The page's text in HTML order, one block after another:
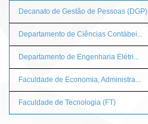
Decanato de Gestão de Pessoas (DGP)
Departamento de Ciências Contábei...
Departamento de Engenharia Elétri...
Faculdade de Economia, Administra...
Faculdade de Tecnologia (FT)